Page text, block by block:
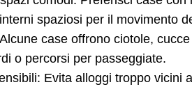
spaziosi per il movimento
case offrono ciotole,
o percorsi per passeggiate.
Evita alloggi troppo vicini